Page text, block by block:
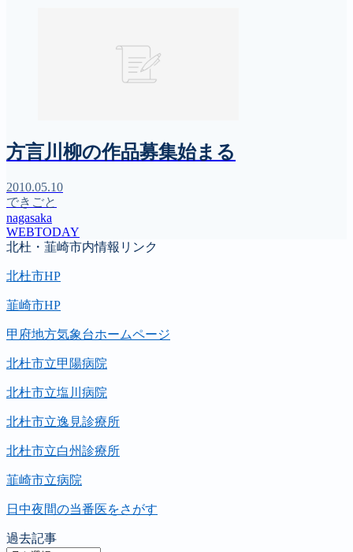
方言川柳の作品募集始まる
2010.05.10
できごと
nagasaka
WEBTODAY
北杜・韮崎市内情報リンク
北杜市HP
韮崎市HP
甲府地方気象台ホームページ
北杜市立甲陽病院
北杜市立塩川病院
北杜市立逸見診療所
北杜市立白州診療所
韮崎市立病院
日中夜間の当番医をさがす
過去記事